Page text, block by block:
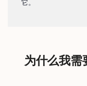
它。
为什么我需